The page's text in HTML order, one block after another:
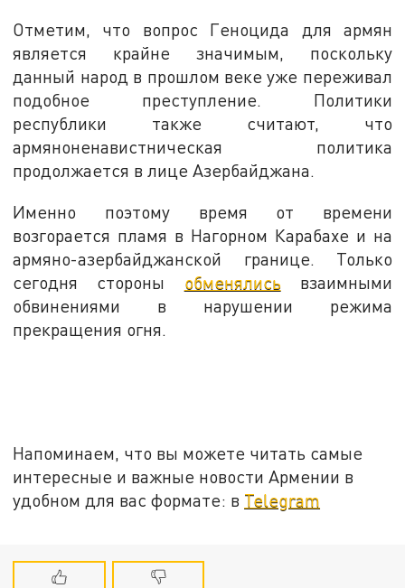
Отметим, что вопрос Геноцида для армян
является крайне значимым, поскольку
данный народ в прошлом веке уже переживал
подобное преступление. Политики
республики также считают, что
армяноненавистническая политика
продолжается в лице Азербайджана.
Именно поэтому время от времени
возгорается пламя в Нагорном Карабахе и на
армяно-азербайджанской границе. Только
сегодня стороны обменялись взаимными
обвинениями в нарушении режима
прекращения огня.
Напоминаем, что вы можете читать самые
интересные и важные новости Армении в
удобном для вас формате: в Telegram